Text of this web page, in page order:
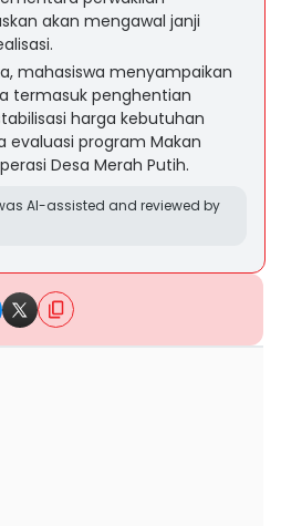
akan mengawal janji
mahasiswa menyampaikan
termasuk penghentian
harga kebutuhan
evaluasi program Makan
Desa Merah Putih.
AI-assisted and reviewed by